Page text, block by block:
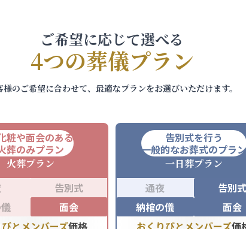
ご希望に応じて選べる
4つの葬儀プラン
様のご希望に合わせて、最適なプランをお選びいただけます。
粧や面会のある
葬のみプラン
火葬プラン
告別式
面会
とメンバーズ価格
告別式を行う
一般的なお葬式のプラン
一日葬プラン
通夜
告別式
納棺の儀
面会
おくりびとメンバーズ価